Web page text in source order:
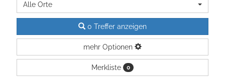
Alle Orte
0 Treffer anzeigen
mehr Optionen
Merkliste 0